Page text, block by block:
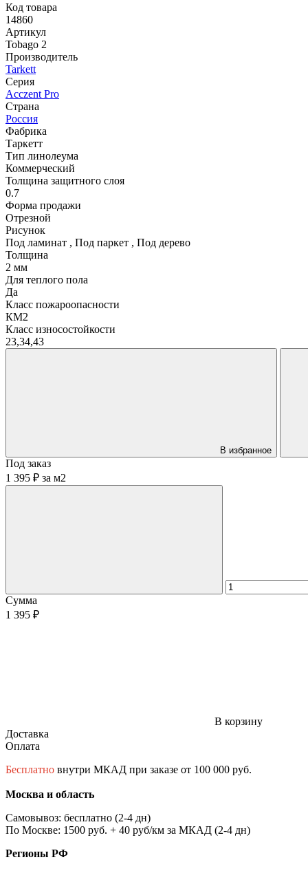
Код товара
14860
Артикул
Tobago 2
Производитель
Tarkett
Серия
Acczent Pro
Страна
Россия
Фабрика
Таркетт
Тип линолеума
Коммерческий
Толщина защитного слоя
0.7
Форма продажи
Отрезной
Рисунок
Под ламинат , Под паркет , Под дерево
Толщина
2 мм
Для теплого пола
Да
Класс пожароопасности
КМ2
Класс износостойкости
23,34,43
В избранное
Под заказ
1 395 ₽ за м2
Сумма
1 395 ₽
В корзину
Доставка
Оплата
Бесплатно внутри МКАД при заказе от 100 000 руб.
Москва и область
Самовывоз: бесплатно (2-4 дн)
По Москве: 1500 руб. + 40 руб/км за МКАД (2-4 дн)
Регионы РФ